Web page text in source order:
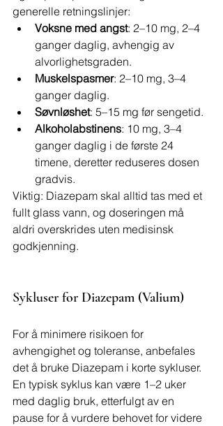
generelle retningslinjer:
Voksne med angst: 2–10 mg, 2–4
ganger daglig, avhengig av
alvorlighetsgraden.
Muskelspasmer: 2–10 mg, 3–4
ganger daglig.
Søvnløshet: 5–15 mg før sengetid.
Alkoholabstinens: 10 mg, 3–4
ganger daglig i de første 24
timene, deretter reduseres dosen
gradvis.
Viktig: Diazepam skal alltid tas med et
fullt glass vann, og doseringen må
aldri overskrides uten medisinsk
godkjenning.
Sykluser for Diazepam (Valium)
For å minimere risikoen for
avhengighet og toleranse, anbefales
det å bruke Diazepam i korte sykluser.
En typisk syklus kan være 1–2 uker
med daglig bruk, etterfulgt av en
pause for å vurdere behovet for videre